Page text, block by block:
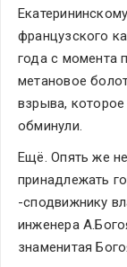
французского
года с момента
метановое
взрыва,
обминули.
Ещё. Опять же
принадлежать
-сподвижнику
инженера
знаменитая